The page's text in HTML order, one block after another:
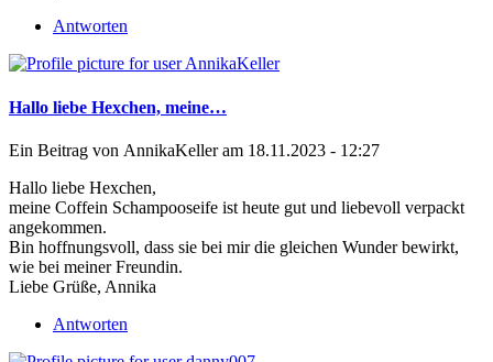
Antworten
Hallo liebe Hexchen, meine…
Ein Beitrag von AnnikaKelleram 18.11.2023 - 12:27
Hallo liebe Hexchen,
meine Coffein Schampooseife ist heute gut und liebevoll verpackt
angekommen.
Bin hoffnungsvoll, dass sie bei mir die gleichen Wunder bewirkt,
wie bei meiner Freundin.
Liebe Grüße, Annika
Antworten